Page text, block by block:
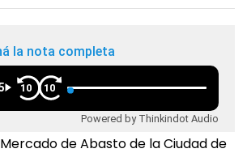
la nota completa
10 10
Powered by Thinkindot Audio
de Abasto de la Ciudad de